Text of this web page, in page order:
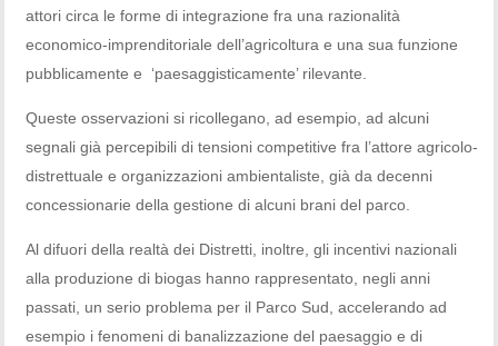
attori circa le forme di integrazione fra una razionalità
economico-imprenditoriale dell’agricoltura e una sua funzione
pubblicamente e ‘paesaggisticamente’ rilevante.
Queste osservazioni si ricollegano, ad esempio, ad alcuni
segnali già percepibili di tensioni competitive fra l’attore agricolo-
distrettuale e organizzazioni ambientaliste, già da decenni
concessionarie della gestione di alcuni brani del parco.
Al difuori della realtà dei Distretti, inoltre, gli incentivi nazionali
alla produzione di biogas hanno rappresentato, negli anni
passati, un serio problema per il Parco Sud, accelerando ad
esempio i fenomeni di banalizzazione del paesaggio e di